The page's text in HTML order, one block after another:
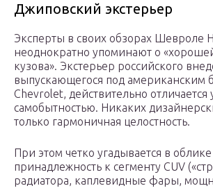
Джиповский экстерьер
Эксперты в своих обзорах Шевроле
неоднократно упоминают о
кузова». Экстерьер российского
выпускающегося под американским
Chevrolet, действительно отличается
самобытностью. Никаких
только гармоничная целостность.
При этом четко угадывается в облике
принадлежность к сегменту CUV
радиатора, каплевидные фары,